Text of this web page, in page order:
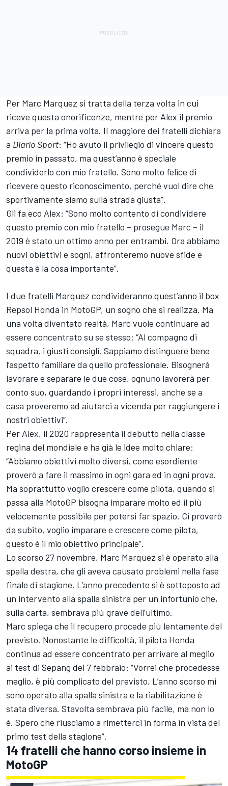
Per Marc Marquez si tratta della terza volta in cui
riceve questa onorificenze, mentre per Alex il premio
arriva per la prima volta. Il maggiore dei fratelli dichiara
a Diario Sport: “Ho avuto il privilegio di vincere questo
premio in passato, ma quest’anno è speciale
condividerlo con mio fratello. Sono molto felice di
ricevere questo riconoscimento, perché vuol dire che
sportivamente siamo sulla strada giusta”.
Gli fa eco Alex: “Sono molto contento di condividere
questo premio con mio fratello – prosegue Marc – il
2019 è stato un ottimo anno per entrambi. Ora abbiamo
nuovi obiettivi e sogni, affronteremo nuove sfide e
questa è la cosa importante”.
I due fratelli Marquez condivideranno quest’anno il box
Repsol Honda in MotoGP, un sogno che si realizza. Ma
una volta diventato realtà, Marc vuole continuare ad
essere concentrato su se stesso: “Al compagno di
squadra, i giusti consigli. Sappiamo distinguere bene
l’aspetto familiare da quello professionale. Bisognerà
lavorare e separare le due cose, ognuno lavorerà per
conto suo, guardando i propri interessi, anche se a
casa proveremo ad aiutarci a vicenda per raggiungere i
nostri obiettivi”.
Per Alex, il 2020 rappresenta il debutto nella classe
regina del mondiale e ha già le idee molto chiare:
“Abbiamo obiettivi molto diversi, come esordiente
proverò a fare il massimo in ogni gara ed in ogni prova.
Ma soprattutto voglio crescere come pilota, quando si
passa alla MotoGP bisogna imparare molto ed il più
velocemente possibile per potersi far spazio. Ci proverò
da subito, voglio imparare e crescere come pilota,
questo è il mio obiettivo principale”.
Lo scorso 27 novembre, Marc Marquez si è operato alla
spalla destra, che gli aveva causato problemi nella fase
finale di stagione. L’anno precedente si è sottoposto ad
un intervento alla spalla sinistra per un infortunio che,
sulla carta, sembrava più grave dell’ultimo.
Marc spiega che il recupero procede più lentamente del
previsto. Nonostante le difficoltà, il pilota Honda
continua ad essere concentrato per arrivare al meglio
ai test di Sepang del 7 febbraio: “Vorrei che procedesse
meglio, è più complicato del previsto. L’anno scorso mi
sono operato alla spalla sinistra e la riabilitazione è
stata diversa. Stavolta sembrava più facile, ma non lo
è. Spero che riusciamo a rimetterci in forma in vista del
primo test della stagione”.
14 fratelli che hanno corso insieme in
MotoGP